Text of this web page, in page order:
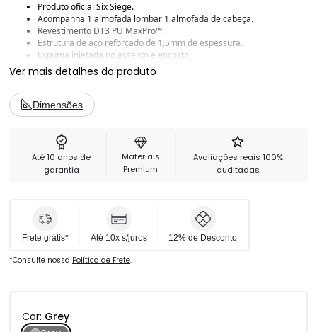
Produto oficial Six Siege.
Acompanha 1 almofada lombar 1 almofada de cabeça.
Revestimento DT3 PU MaxPro™.
Estrutura de aço reforçado de 1,5mm de espessura.
Espuma injetada no assento e encosto.
Densidade de 55Kg/m³. Resistência e conforto para longas horas
com seu jogo favorito
Reclino de 168º + Rocking de 12º.
Apoio de braço com ajuste de altura, pad anatômico e macio.
Base de aço com acabamento black piano.
Rodinhas de 65mm.
Manual de Instruções
Ver mais detalhes do produto
Dimensões
Até 10 anos de
garantia
Materiais
Premium
Avaliações reais 100%
auditadas
Frete grátis* Até 10x s/juros 12% de Desconto
*Consulte nossa Política de Frete.
Cor: Grey